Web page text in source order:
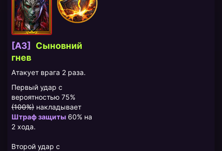
[A3]
Сыновний
гнев
Атакует врага 2 раза.
Первый удар с
вероятностью 75%
(100%) накладывает
Штраф защиты 60% на
2 хода.
Второй удар с